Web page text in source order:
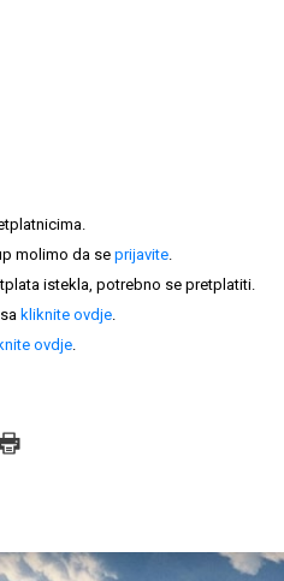
molimo da seprijavite.
istekla, potrebno se pretplatiti.
kliknite ovdje.
ovdje.